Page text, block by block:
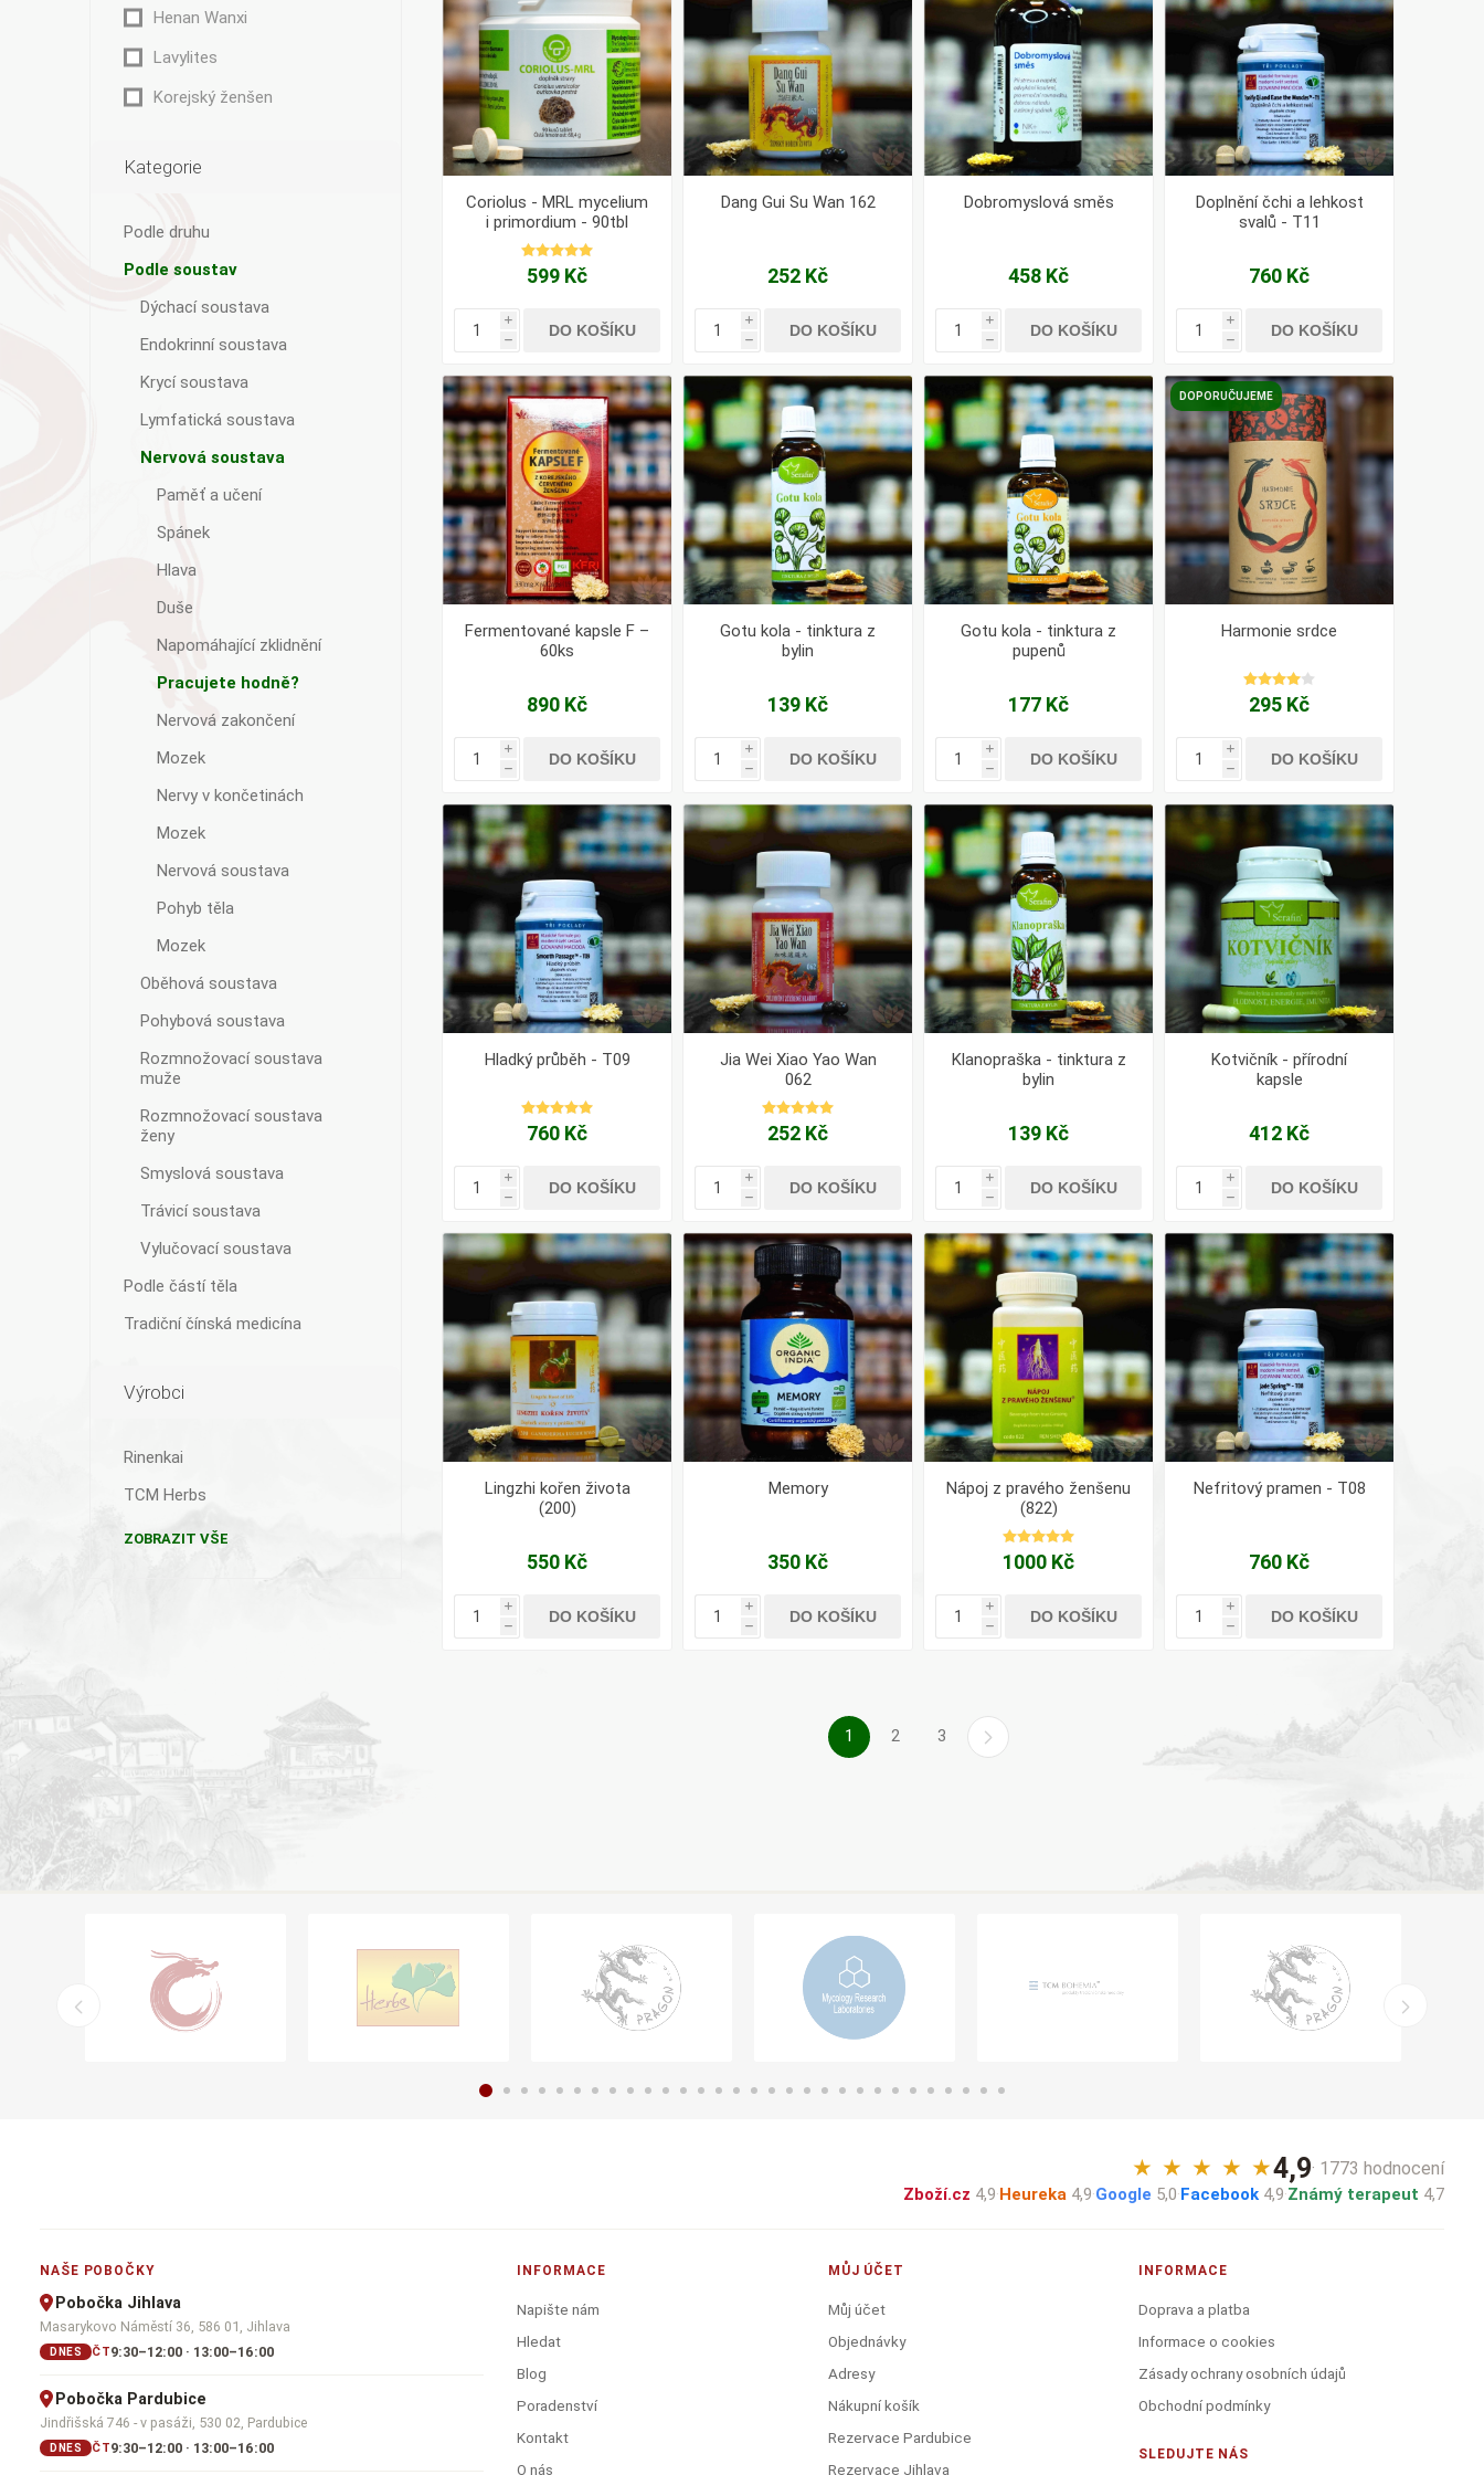
Coriolus - MRL mycelium
i primordium - 90tbl
599 Kč
i
h
DO KOŠÍKU
Dang Gui Su Wan 162
252 Kč
i
h
DO KOŠÍKU
Dobromyslová směs
458 Kč
i
h
DO KOŠÍKU
Doplnění čchi a lehkost
svalů - T11
760 Kč
i
h
DO KOŠÍKU
Fermentované kapsle F –
60ks
890 Kč
i
h
DO KOŠÍKU
Gotu kola - tinktura z
bylin
139 Kč
i
h
DO KOŠÍKU
Gotu kola - tinktura z
pupenů
177 Kč
i
h
DO KOŠÍKU
DOPORUČUJEME
Harmonie srdce
295 Kč
i
h
DO KOŠÍKU
Hladký průběh - T09
760 Kč
i
h
DO KOŠÍKU
Jia Wei Xiao Yao Wan
062
252 Kč
i
h
DO KOŠÍKU
Klanopraška - tinktura z
bylin
139 Kč
i
h
DO KOŠÍKU
Kotvičník - přírodní
kapsle
412 Kč
i
h
DO KOŠÍKU
Lingzhi kořen života
(200)
550 Kč
i
h
DO KOŠÍKU
Memory
350 Kč
i
h
DO KOŠÍKU
Nápoj z pravého ženšenu
(822)
1000 Kč
i
h
DO KOŠÍKU
Nefritový pramen - T08
760 Kč
i
h
DO KOŠÍKU
1 2 3
Henan Wanxi
Lavylites
Korejský ženšen
Kategorie
Podle druhu
Podle soustav
Dýchací soustava
Endokrinní soustava
Krycí soustava
Lymfatická soustava
Nervová soustava
Paměť a učení
Spánek
Hlava
Duše
Napomáhající zklidnění
Pracujete hodně?
Nervová zakončení
Mozek
Nervy v končetinách
Mozek
Nervová soustava
Pohyb těla
Mozek
Oběhová soustava
Pohybová soustava
Rozmnožovací soustava
muže
Rozmnožovací soustava
ženy
Smyslová soustava
Trávicí soustava
Vylučovací soustava
Podle částí těla
Tradiční čínská medicína
Výrobci
Rinenkai
TCM Herbs
ZOBRAZIT VŠE
★ ★ ★ ★ ★4,9· 1773 hodnocení
Zboží.cz 4,9·Heureka 4,9·Google 5,0·Facebook 4,9·Známý terapeut 4,7
NAŠE POBOČKY
Pobočka Jihlava
Masarykovo Náměstí 36, 586 01, Jihlava
DNES ČT9:30–12:00 · 13:00–16:00
Pobočka Pardubice
Jindřišská 746 - v pasáži, 530 02, Pardubice
DNES ČT9:30–12:00 · 13:00–16:00
INFORMACE
Napište nám
Hledat
Blog
Poradenství
Kontakt
O nás
MŮJ ÚČET
Můj účet
Objednávky
Adresy
Nákupní košík
Rezervace Pardubice
Rezervace Jihlava
INFORMACE
Doprava a platba
Informace o cookies
Zásady ochrany osobních údajů
Obchodní podmínky
SLEDUJTE NÁS